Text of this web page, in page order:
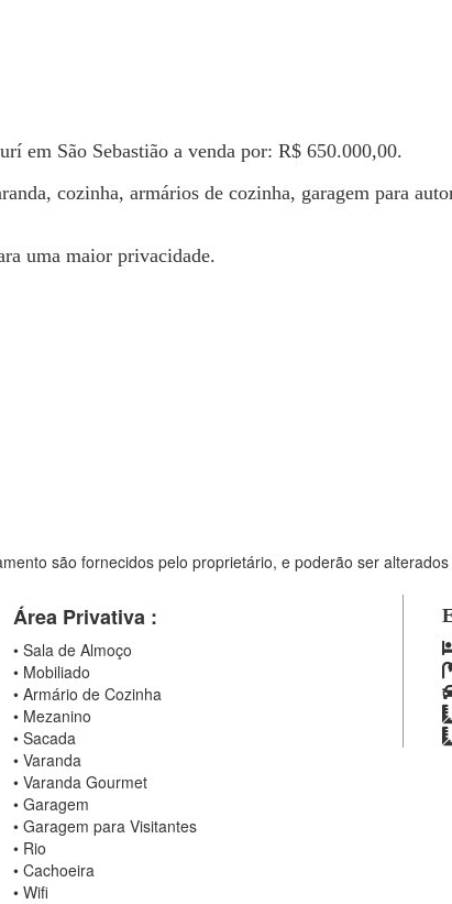
em São Sebastião a venda por: R$ 650.000,00.
cozinha, armários de cozinha, garagem para
uma maior privacidade.
são fornecidos pelo proprietário, e poderão ser
Área Privativa :
• Sala de Almoço
• Mobiliado
• Armário de Cozinha
• Mezanino
• Sacada
• Varanda
• Varanda Gourmet
• Garagem
• Garagem para Visitantes
• Rio
• Cachoeira
• Wifi